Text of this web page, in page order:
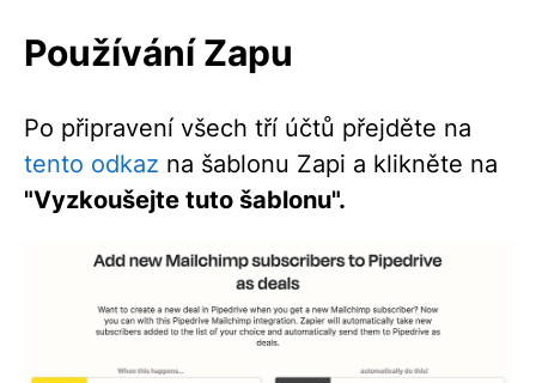
Používání Zapu
Po připravení všech tří účtů přejděte na
tento odkaz na šablonu Zapi a klikněte na
"Vyzkoušejte tuto šablonu".